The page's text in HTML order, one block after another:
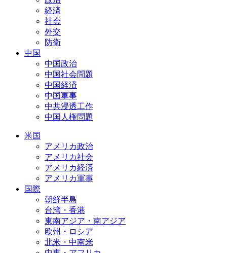
経済
社会
外交
防衛
中国
中国政治
中国社会問題
中国経済
中国軍事
中共浸透工作
中国人権問題
米国
アメリカ政治
アメリカ社会
アメリカ経済
アメリカ軍事
国際
朝鮮半島
台湾・香港
東南アジア・南アジア
欧州・ロシア
北米・中南米